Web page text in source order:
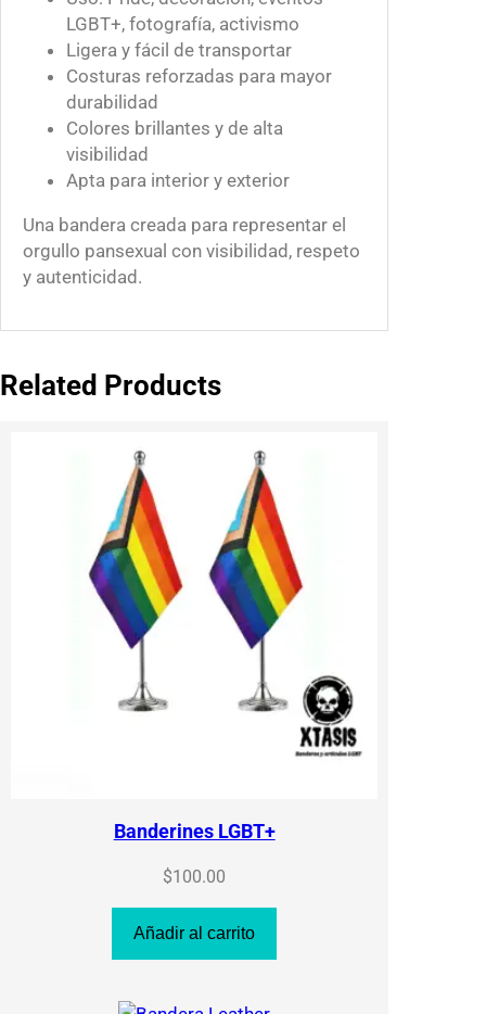
LGBT+, fotografía, activismo
Ligera y fácil de transportar
Costuras reforzadas para mayor
durabilidad
Colores brillantes y de alta
visibilidad
Apta para interior y exterior
Una bandera creada para representar el
orgullo pansexual con visibilidad, respeto
y autenticidad.
Related Products
Banderines LGBT+
$100.00
Añadir al carrito